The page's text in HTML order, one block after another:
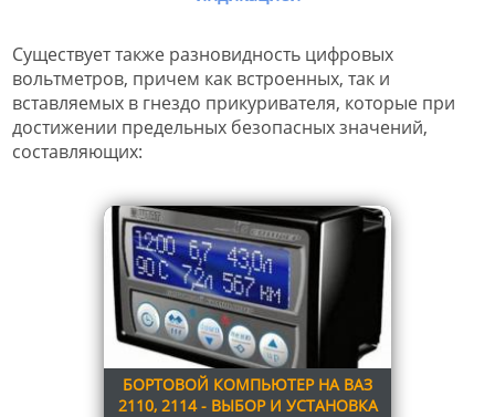
Существует также разновидность цифровых
вольтметров, причем как встроенных, так и
вставляемых в гнездо прикуривателя, которые при
достижении предельных безопасных значений,
составляющих:
БОРТОВОЙ КОМПЬЮТЕР НА ВАЗ
2110, 2114 - ВЫБОР И УСТАНОВКА